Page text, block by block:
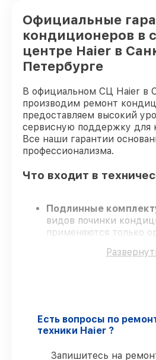
Официальные
кондиционеров в
центре Haier в
Петербурге
В официальном СЦ Haier в
производим ремонт
предоставляем высокий
сервисную поддержку для
Все наши гарантии
профессионализма.
Что входит в
Подлинные
видов починки
применяются только
Опытные мастера–
Сервис с гарантией–
полным гарантийным
Есть вопросы по
техники Haier ?
Запишитесь на